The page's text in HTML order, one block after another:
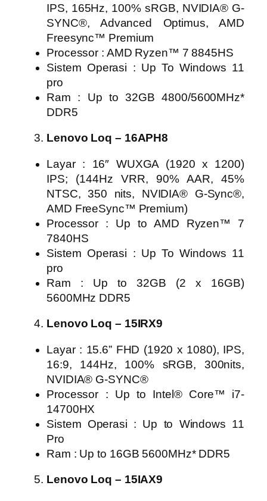
IPS, 165Hz, 100% sRGB, NVIDIA® G-
SYNC®, Advanced Optimus, AMD
Freesync™ Premium
Processor : AMD Ryzen™ 7 8845HS
Sistem Operasi : Up To Windows 11
pro
Ram : Up to 32GB 4800/5600MHz*
DDR5
Lenovo Loq – 16APH8
Layar : 16″ WUXGA (1920 x 1200)
IPS; (144Hz VRR, 90% AAR, 45%
NTSC, 350 nits, NVIDIA® G-Sync®,
AMD FreeSync™ Premium)
Processor : Up to AMD Ryzen™ 7
7840HS
Sistem Operasi : Up To Windows 11
pro
Ram : Up to 32GB (2 x 16GB)
5600MHz DDR5
Lenovo Loq – 15IRX9
Layar : 15.6” FHD (1920 x 1080), IPS,
16:9, 144Hz, 100% sRGB, 300nits,
NVIDIA® G-SYNC®
Processor : Up to Intel® Core™ i7-
14700HX
Sistem Operasi : Up to Windows 11
Pro
Ram : Up to 16GB 5600MHz* DDR5
Lenovo Loq – 15IAX9